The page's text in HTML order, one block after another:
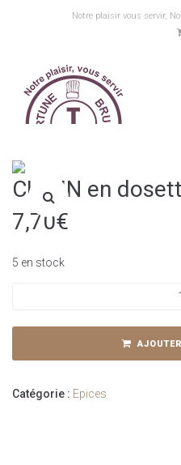
Notre plaisir vous servir,
CUMIN en
7,70€
5 en stock
CUMIN
dosettes
Catégorie : Epices